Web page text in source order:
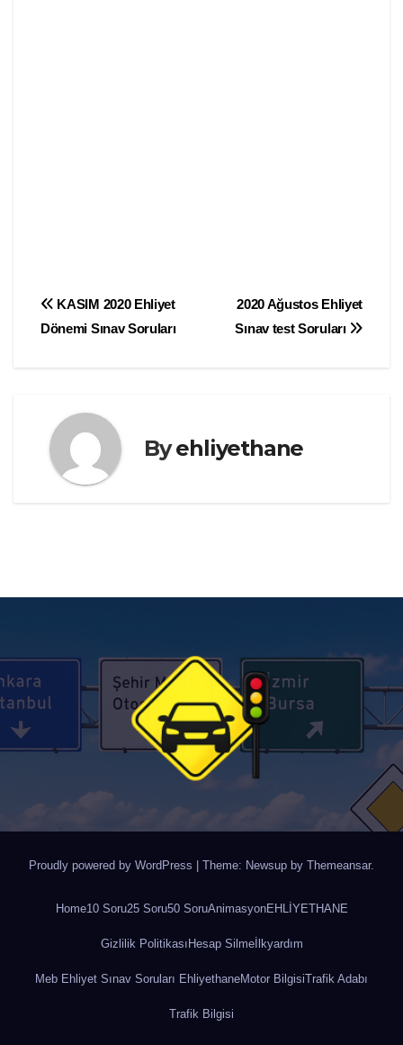
Yazı
2020 Ağustos Ehliyet
Sınav test Soruları
KASIM 2020 Ehliyet
Dönemi Sınav Soruları
Byehliyethane
Proudly powered by WordPress Theme: Newsup by Themeansar.
Home10 Soru25 Soru50 SoruAnimasyonEHLİYETHANE
Gizlilik Politikası Hesap Silmeİlkyardım
Meb Ehliyet Sınav Soruları EhliyethaneMotor BilgisiTrafik Adabı
Trafik Bilgisi